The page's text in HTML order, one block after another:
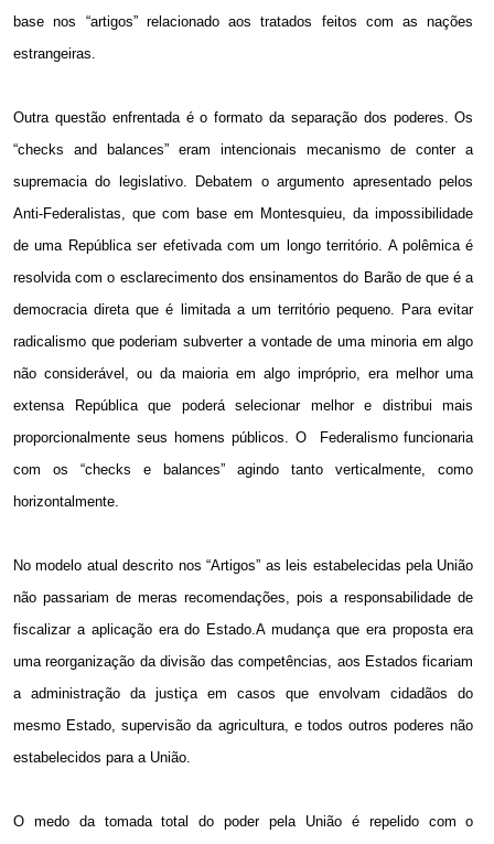
base nos “artigos” relacionado aos tratados feitos com as nações
estrangeiras.
Outra questão enfrentada é o formato da separação dos poderes. Os
“checks and balances” eram intencionais mecanismo de conter a
supremacia do legislativo. Debatem o argumento apresentado pelos
Anti-Federalistas, que com base em Montesquieu, da impossibilidade
de uma República ser efetivada com um longo território. A polêmica é
resolvida com o esclarecimento dos ensinamentos do Barão de que é a
democracia direta que é limitada a um território pequeno. Para evitar
radicalismo que poderiam subverter a vontade de uma minoria em algo
não considerável, ou da maioria em algo impróprio, era melhor uma
extensa República que poderá selecionar melhor e distribui mais
proporcionalmente seus homens públicos. O
Federalismo funcionaria
com os “checks e balances” agindo tanto verticalmente, como
horizontalmente.
No modelo atual descrito nos “Artigos” as leis estabelecidas pela União
não passariam de meras recomendações, pois a responsabilidade de
fiscalizar a aplicação era do Estado.A mudança que era proposta era
uma reorganização da divisão das competências, aos Estados ficariam
a administração da justiça em casos que envolvam cidadãos do
mesmo Estado, supervisão da agricultura, e todos outros poderes não
estabelecidos para a União.
O medo da tomada total do poder pela União é repelido com o